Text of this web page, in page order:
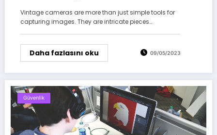
Vintage cameras are more than just simple tools for
capturing images. They are intricate pieces…
Daha fazlasını oku 09/05/2023
Güvenlik